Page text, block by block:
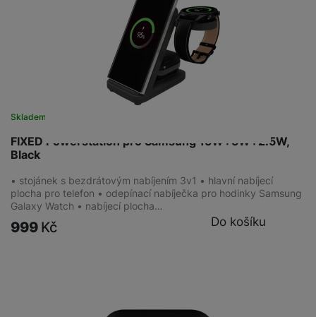
FIXED Powerstation pro Samsung 15W+5W+2.5W,
Black
Skladem
• stojánek s bezdrátovým nabíjením 3v1 • hlavní nabíjecí
plocha pro telefon • odepínací nabíječka pro hodinky Samsung
Galaxy Watch • nabíjecí plocha…
999 Kč Do košíku